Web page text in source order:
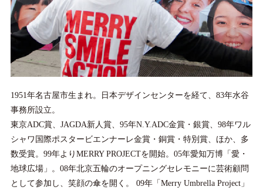
1951年名古屋市生まれ。日本デザインセンターを経て、83年水谷
事務所設立。
東京ADC賞、JAGDA新人賞、95年N.Y.ADC金賞・銀賞、98年ワル
シャワ国際ポスタービエンナーレ金賞・銅賞・特別賞、ほか、多
数受賞。99年よりMERRY PROJECTを開始。05年愛知万博「愛・
地球広場」。08年北京五輪のオープニングセレモニーに芸術顧問
として参加し、笑顔の傘を開く。 09年「Merry Umbrella Project」